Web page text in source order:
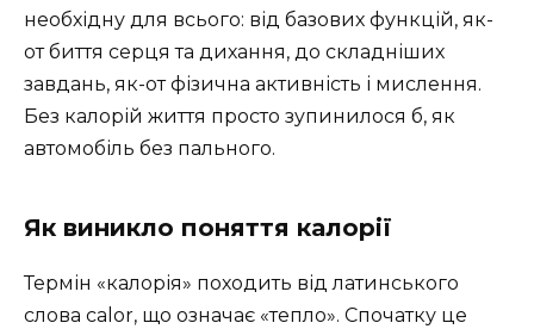
необхідну для всього: від базових функцій, як-
от биття серця та дихання, до складніших
завдань, як-от фізична активність і мислення.
Без калорій життя просто зупинилося б, як
автомобіль без пального.
Як виникло поняття калорії
Термін «калорія» походить від латинського
слова calor, що означає «тепло». Спочатку це